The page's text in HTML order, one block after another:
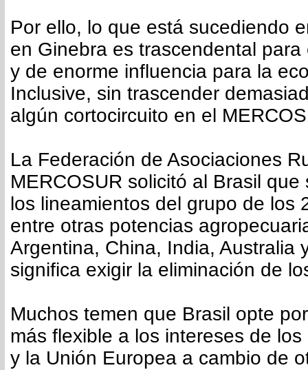
Por ello, lo que está sucediendo
en Ginebra es trascendental
y de enorme influencia para la
Inclusive, sin trascender
algún cortocircuito en el
La Federación de Asociaciones
MERCOSUR solicitó al Brasil
los lineamientos del grupo de los
entre otras potencias
Argentina, China, India, Australia
significa exigir la eliminación de
Muchos temen que Brasil opte
más flexible a los intereses de
y la Unión Europea a cambio de